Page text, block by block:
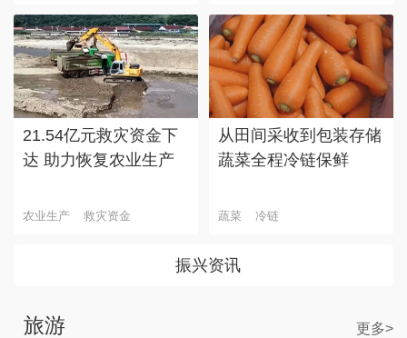
21.54亿元救灾资金下
达 助力恢复农业生产
农业生产 救灾资金
从田间采收到包装存储
蔬菜全程冷链保鲜
蔬菜 冷链
振兴资讯
旅游 更多>